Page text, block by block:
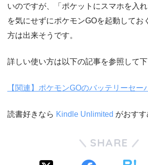
いのですが、「ポケットにスマホを入
を気にせずにポケモンGOを起動してお
方は出来そうです。
詳しい使い方は以下の記事を参照して下
【関連】ポケモンGOのバッテリーセー
読書好きなら Kindle Unlimited がおす
SHARE